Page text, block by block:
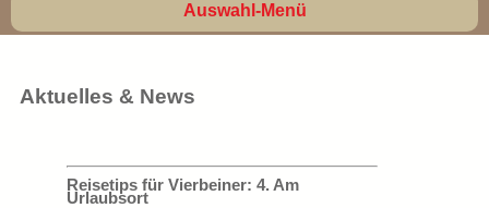
Auswahl-Menü
Aktuelles & News
Reisetips für Vierbeiner: 4. Am
Urlaubsort